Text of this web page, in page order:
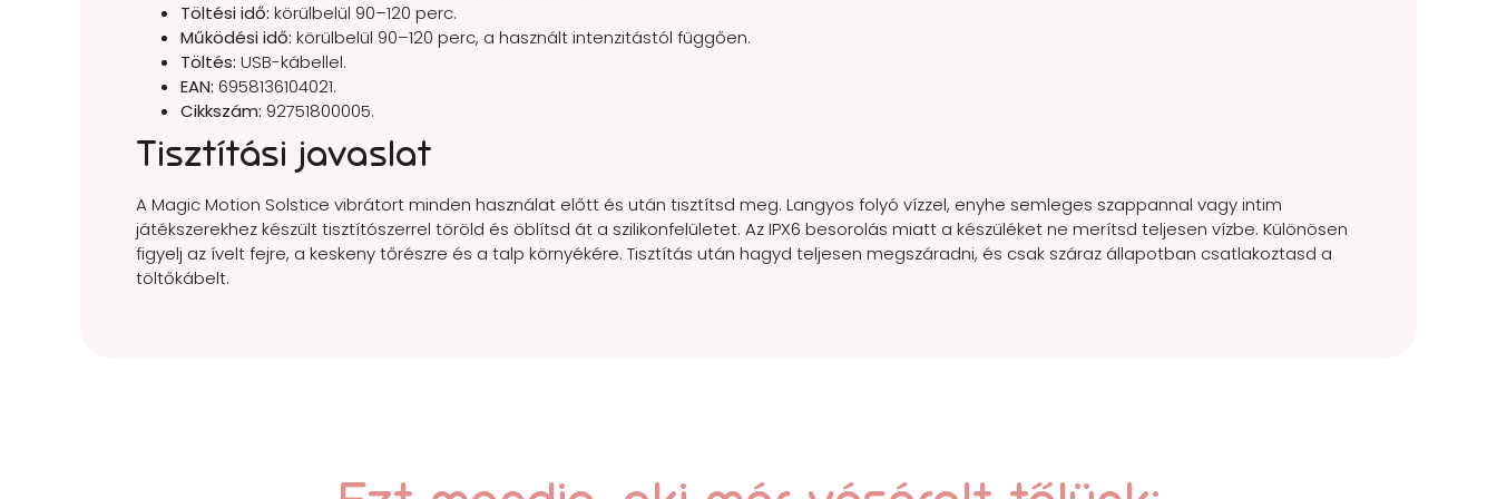
Töltési idő: körülbelül 90–120 perc.
Működési idő: körülbelül 90–120 perc, a használt intenzitástól függően.
Töltés: USB-kábellel.
EAN: 6958136104021.
Cikkszám: 92751800005.
Tisztítási javaslat
A Magic Motion Solstice vibrátort minden használat előtt és után tisztítsd meg. Langyos folyó vízzel, enyhe semleges szappannal vagy intim
játékszerekhez készült tisztítószerrel töröld és öblítsd át a szilikonfelületet. Az IPX6 besorolás miatt a készüléket ne merítsd teljesen vízbe. Különösen
figyelj az ívelt fejre, a keskeny tőrészre és a talp környékére. Tisztítás után hagyd teljesen megszáradni, és csak száraz állapotban csatlakoztasd a
töltőkábelt.